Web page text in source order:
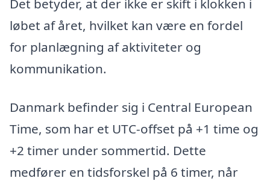
Det betyder, at der ikke er skift i klokken i
løbet af året, hvilket kan være en fordel
for planlægning af aktiviteter og
kommunikation.
Danmark befinder sig i Central European
Time, som har et UTC-offset på +1 time og
+2 timer under sommertid. Dette
medfører en tidsforskel på 6 timer, når